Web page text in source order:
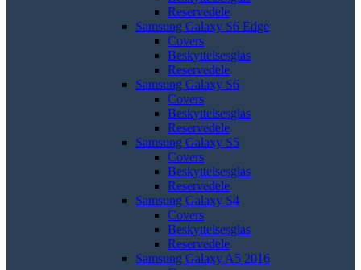
Reservedele
Samsung Galaxy S6 Edge
Covers
Beskyttelsesglas
Reservedele
Samsung Galaxy S6
Covers
Beskyttelsesglas
Reservedele
Samsung Galaxy S5
Covers
Beskyttelsesglas
Reservedele
Samsung Galaxy S4
Covers
Beskyttelsesglas
Reservedele
Samsung Galaxy A5 2016